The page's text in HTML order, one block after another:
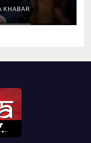
KHABAR